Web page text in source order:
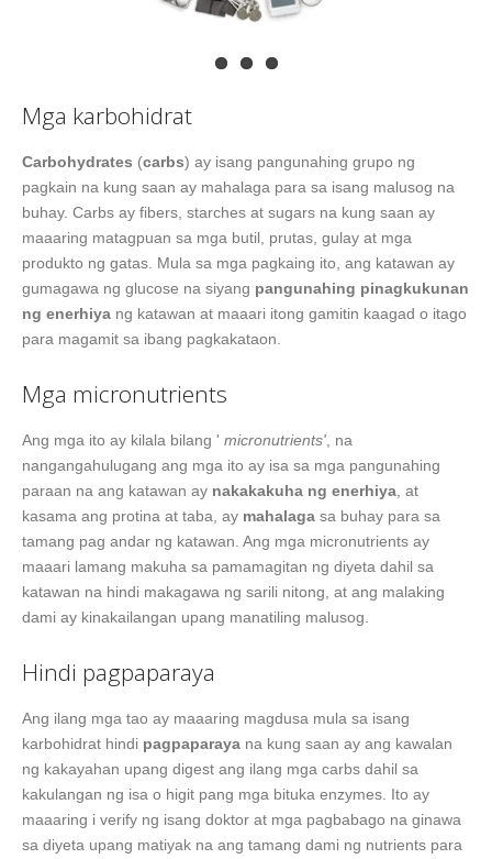
Mga karbohidrat
Carbohydrates (carbs) ay isang pangunahing grupo ng
pagkain na kung saan ay mahalaga para sa isang malusog na
buhay. Carbs ay fibers, starches at sugars na kung saan ay
maaaring matagpuan sa mga butil, prutas, gulay at mga
produkto ng gatas. Mula sa mga pagkaing ito, ang katawan ay
gumagawa ng glucose na siyang pangunahing pinagkukunan
ng enerhiya ng katawan at maaari itong gamitin kaagad o itago
para magamit sa ibang pagkakataon.
Mga micronutrients
Ang mga ito ay kilala bilang ' micronutrients' , na
nangangahulugang ang mga ito ay isa sa mga pangunahing
paraan na ang katawan ay nakakakuha ng enerhiya , at
kasama ang protina at taba, ay mahalaga sa buhay para sa
tamang pag andar ng katawan. Ang mga micronutrients ay
maaari lamang makuha sa pamamagitan ng diyeta dahil sa
katawan na hindi makagawa ng sarili nitong, at ang malaking
dami ay kinakailangan upang manatiling malusog.
Hindi pagpaparaya
Ang ilang mga tao ay maaaring magdusa mula sa isang
karbohidrat hindi pagpaparaya na kung saan ay ang kawalan
ng kakayahan upang digest ang ilang mga carbs dahil sa
kakulangan ng isa o higit pang mga bituka enzymes. Ito ay
maaaring i verify ng isang doktor at mga pagbabago na ginawa
sa diyeta upang matiyak na ang tamang dami ng nutrients para